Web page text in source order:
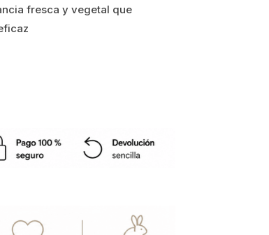
fresca y vegetal que